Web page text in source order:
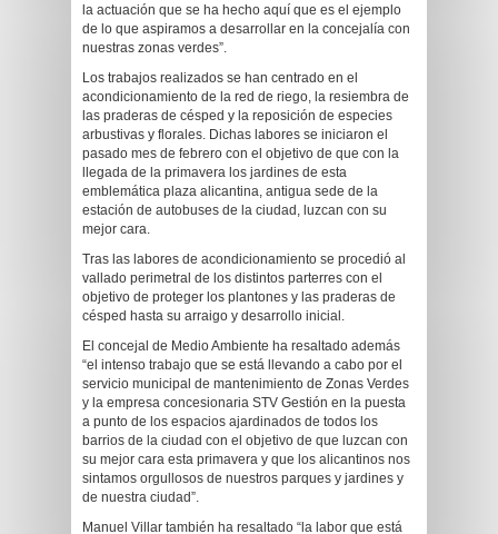
la actuación que se ha hecho aquí que es el ejemplo
de lo que aspiramos a desarrollar en la concejalía con
nuestras zonas verdes”.
Los trabajos realizados se han centrado en el
acondicionamiento de la red de riego, la resiembra de
las praderas de césped y la reposición de especies
arbustivas y florales. Dichas labores se iniciaron el
pasado mes de febrero con el objetivo de que con la
llegada de la primavera los jardines de esta
emblemática plaza alicantina, antigua sede de la
estación de autobuses de la ciudad, luzcan con su
mejor cara.
Tras las labores de acondicionamiento se procedió al
vallado perimetral de los distintos parterres con el
objetivo de proteger los plantones y las praderas de
césped hasta su arraigo y desarrollo inicial.
El concejal de Medio Ambiente ha resaltado además
“el intenso trabajo que se está llevando a cabo por el
servicio municipal de mantenimiento de Zonas Verdes
y la empresa concesionaria STV Gestión en la puesta
a punto de los espacios ajardinados de todos los
barrios de la ciudad con el objetivo de que luzcan con
su mejor cara esta primavera y que los alicantinos nos
sintamos orgullosos de nuestros parques y jardines y
de nuestra ciudad”.
Manuel Villar también ha resaltado “la labor que está